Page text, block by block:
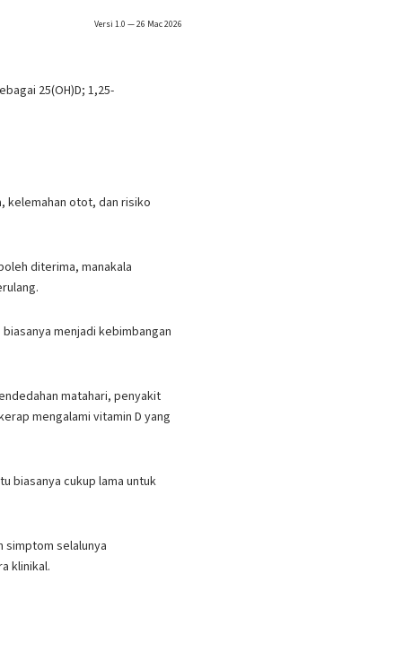
Versi 1.0 — 26 Mac 2026
25(OH)D; 1,25-
kelemahan otot, dan risiko
diterima, manakala
menjadi kebimbangan
matahari, penyakit
mengalami vitamin D yang
biasanya cukup lama untuk
simptom selalunya
klinikal.